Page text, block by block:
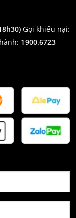
Gọi khiếu nại:
1900.6723